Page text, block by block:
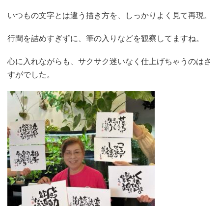
いつもの文字とは違う描き方を、しっかりよく見て再現。
行間を詰めすぎずに、筆の入りなどを観察してますね。
心に入れながらも、サクサク迷いなく仕上げちゃうのはさ
すがでした。